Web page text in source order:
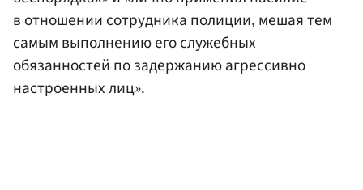
в отношении сотрудника полиции, мешая тем
самым выполнению его служебных
обязанностей по задержанию агрессивно
настроенных лиц».